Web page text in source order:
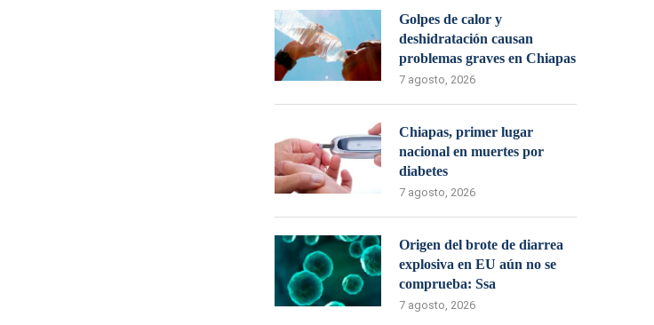
Golpes de calor y
deshidratación causan
problemas graves en Chiapas
7 agosto, 2026
Chiapas, primer lugar
nacional en muertes por
diabetes
7 agosto, 2026
Origen del brote de diarrea
explosiva en EU aún no se
comprueba: Ssa
7 agosto, 2026